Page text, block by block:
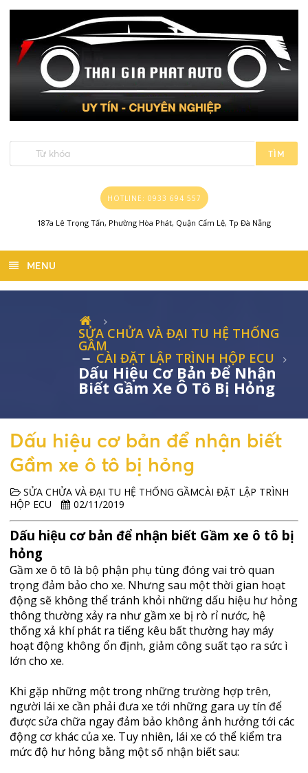
TÌM
HOTLINE: 0933 694 557
187a Lê Trọng Tấn, Phường Hòa Phát, Quận Cẩm Lệ, Tp Đà Nẵng
MENU
SỬA CHỬA VÀ ĐẠI TU HỆ THỐNG
GẦM
CÀI ĐẶT LẬP TRÌNH HỘP ECU
Dấu Hiệu Cơ Bản Để Nhận
Biết Gầm Xe Ô Tô Bị Hỏng
Dấu hiệu cơ bản để nhận biết
Gầm xe ô tô bị hỏng
SỬA CHỬA VÀ ĐẠI TU HỆ THỐNG GẦMCÀI ĐẶT LẬP TRÌNH
HỘP ECU
02/11/2019
Dấu hiệu cơ bản để nhận biết Gầm xe ô tô bị
hỏng
Gầm xe ô tô là bộ phận phụ tùng đóng vai trò quan
trọng đảm bảo cho xe. Nhưng sau một thời gian hoạt
động sẽ không thể tránh khỏi những dấu hiệu hư hỏng
thông thường xảy ra như gầm xe bị rò rỉ nước, hệ
thống xả khí phát ra tiếng kêu bất thường hay máy
hoạt động không ổn định, giảm công suất tạo ra sức ì
lớn cho xe.
Khi gặp những một trong những trường hợp trên,
người lái xe cần phải đưa xe tới những gara uy tín để
được sửa chữa ngay đảm bảo không ảnh hưởng tới các
động cơ khác của xe. Tuy nhiên, lái xe có thể kiểm tra
mức độ hư hỏng bằng một số nhận biết sau: